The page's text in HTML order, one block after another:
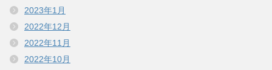
2023年1月
2022年12月
2022年11月
2022年10月